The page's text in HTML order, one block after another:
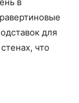
для
что